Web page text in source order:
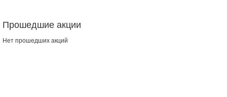
Прошедшие акции
Нет прошедших акций